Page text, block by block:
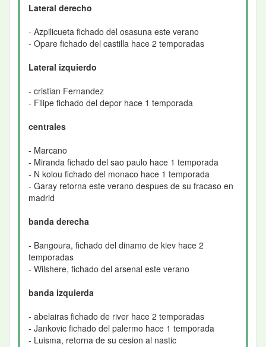
Lateral derecho
- Azpilicueta fichado del osasuna este verano
- Opare fichado del castilla hace 2 temporadas
Lateral izquierdo
- cristian Fernandez
- Filipe fichado del depor hace 1 temporada
centrales
- Marcano
- Miranda fichado del sao paulo hace 1 temporada
- N kolou fichado del monaco hace 1 temporada
- Garay retorna este verano despues de su fracaso en
madrid
banda derecha
- Bangoura, fichado del dinamo de kiev hace 2
temporadas
- Wilshere, fichado del arsenal este verano
banda izquierda
- abelairas fichado de river hace 2 temporadas
- Jankovic fichado del palermo hace 1 temporada
- Luisma, retorna de su cesion al nastic